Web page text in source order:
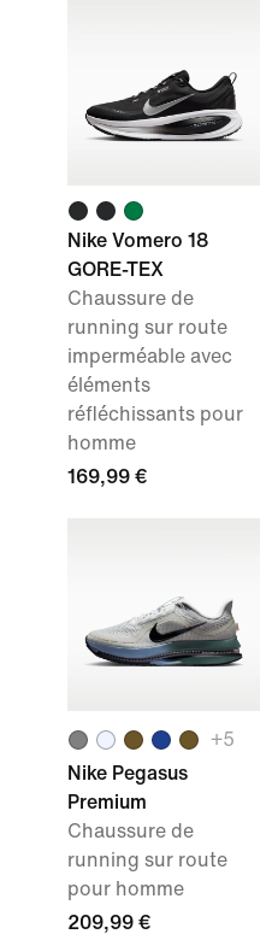
Nike Vomero 18
GORE-TEX
Chaussure de
running sur route
imperméable avec
éléments
réfléchissants pour
homme
169,99 €
+5
Nike Pegasus
Premium
Chaussure de
running sur route
pour homme
209,99 €